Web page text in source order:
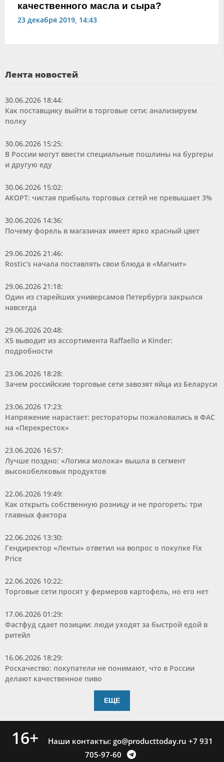
качественного масла и сыра?
23 декабря 2019, 14:43
Лента новостей
30.06.2026 18:44:
Как поставщику выйти в торговые сети: анализируем
полку
30.06.2026 15:25:
В России могут ввести специальные пошлины на бургеры
и другую еду
30.06.2026 15:02:
АКОРТ: чистая прибыль торговых сетей не превышает 3%
30.06.2026 14:36:
Почему форель в магазинах имеет ярко красный цвет
29.06.2026 21:46:
Rostic’s начала поставлять свои блюда в «Магнит»
29.06.2026 21:18:
Один из старейших универсамов Петербурга закрылся
навсегда
29.06.2026 20:48:
Х5 выводит из ассортимента Raffaello и Kinder:
подробности
23.06.2026 18:28:
Зачем российские торговые сети завозят яйца из Беларуси
23.06.2026 17:23:
Напряжение нарастает: рестораторы пожаловались в ФАС
на «Перекресток»
23.06.2026 16:57:
Лучше поздно: «Логика молока» вышла в сегмент
высокобелковых продуктов
22.06.2026 19:49:
Как открыть собственную розницу и не прогореть: три
главных фактора
22.06.2026 13:30:
Гендиректор «Ленты» ответил на вопрос о покупке Fix
Price
22.06.2026 10:22:
Торговые сети просят у фермеров картофель, но его нет
17.06.2026 01:29:
Фастфуд сдает позиции: люди уходят за быстрой едой в
ритейл
16.06.2026 18:29:
Роскачество: покупатели не понимают, что в России
делают качественное пиво
ЕЩЕ
16+ Наши контакты: go@producttoday.ru +7 931
705-97-60